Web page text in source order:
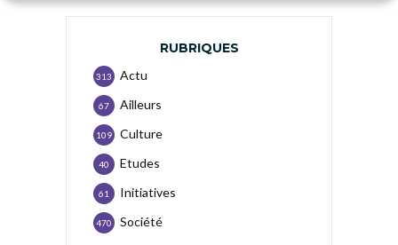
RUBRIQUES
Actu
313
Ailleurs
67
Culture
109
Etudes
40
Initiatives
61
Société
470